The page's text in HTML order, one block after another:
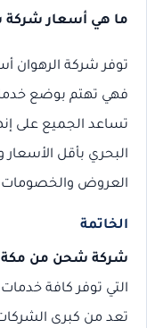
ما هي أسعار
توفر شركة الرهوان
فهي تهتم بوضع
تساعد الجميع على
البحري بأقل
العروض والخصومات
الخاتمة
شركة شحن من مكة
التي توفر كافة
تعد من كبرى